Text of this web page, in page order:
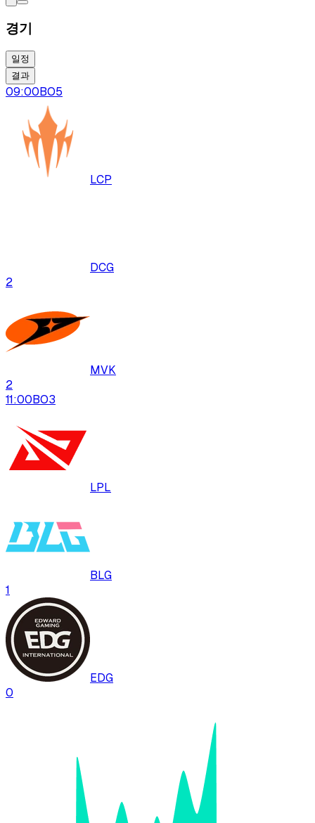
경기
일정
결과
09:00BO5
LCP
DCG
2
MVK
2
11:00BO3
LPL
BLG
1
EDG
0